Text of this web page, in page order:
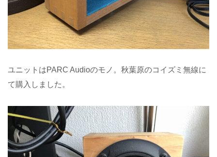
ユニットはPARC Audioのモノ。秋葉原のコイズミ無線に
て購入しました。